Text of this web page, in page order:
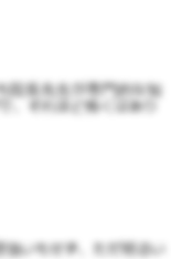
院長先生が専門的な知
、それほど怖くはあり
いもせず、ただ明るい